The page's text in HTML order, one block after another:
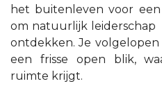
het buitenleven voor
om natuurlijk
ontdekken. Je
een frisse open blik,
ruimte krijgt.